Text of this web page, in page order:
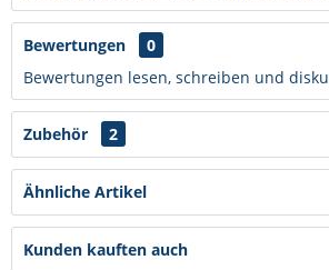
Bewertungen
0
Bewertungen lesen, schreiben und
Zubehör 2
Ähnliche Artikel
Kunden kauften auch